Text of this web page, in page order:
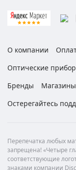
О компании
Оптические
Бренды
Магазины
Остерегайтесь
Перепечатка любых
запрещена! «Четыре
соответствующие
знаками компании